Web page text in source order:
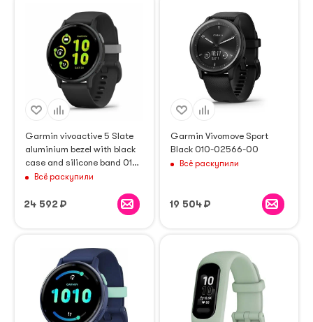
Garmin vivoactive 5 Slate
aluminium bezel with black
case and silicone band 010-
02862-10
Всё раскупили
24 592 ₽
Garmin Vivomove Sport
Black 010-02566-00
Всё раскупили
19 504₽